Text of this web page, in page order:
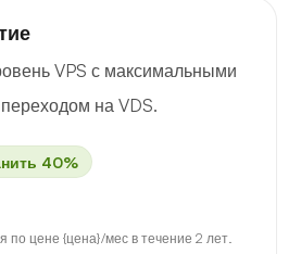
VPS с максимальными
на VDS.
40%
по цене {цена}/мес в течение 2 лет.